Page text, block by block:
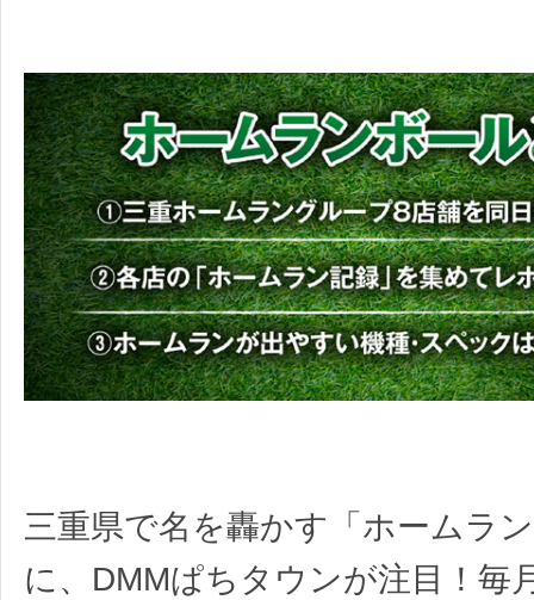
三重県で名を轟かす「ホームラ
に、DMMぱちタウンが注目！毎